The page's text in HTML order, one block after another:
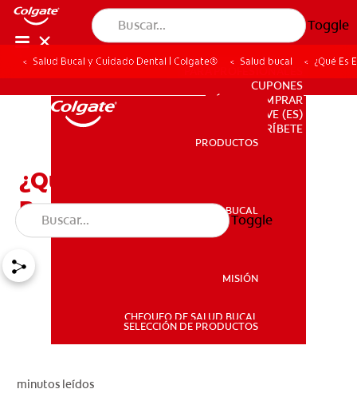
Toggle
PRODUCTOS
SALUD BUCAL
PARA PROFESIONALES
CUPONES
DÓNDE COMPRAR
VE (ES)
SUSCRÍBETE
PRODUCTOS
SALUD BUCAL
MISIÓN
CHEQUEO DE SALUD BUCAL
SELECCIÓN DE PRODUCTOS
Toggle
Salud Bucal y Cuidado Dental | Colgate® Salud bucal ¿Qué Es
¿Qué Es El Músculo
Buccinador?
minutos leídos